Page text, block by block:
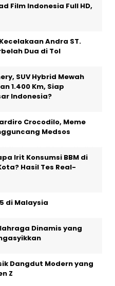
Film Indonesia Full HD,
Andra ST.
Dua di Tol
SUV Hybrid Mewah
1.400 Km, Siap
Indonesia?
Crocodilo, Meme
Medsos
Irit Konsumsi BBM di
Hasil Tes Real-
di Malaysia
Dinamis yang
Dangdut Modern yang
Z